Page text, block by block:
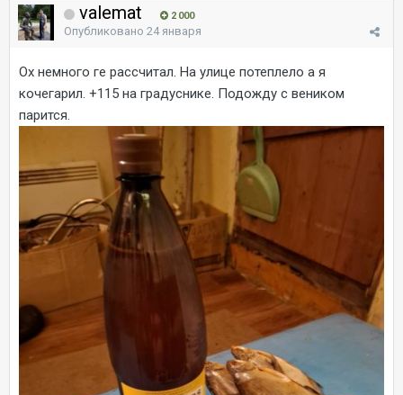
valemat 2 000
Опубликовано 24 января
Ох немного ге рассчитал. На улице потеплело а я
кочегарил. +115 на градуснике. Подожду с веником
парится.